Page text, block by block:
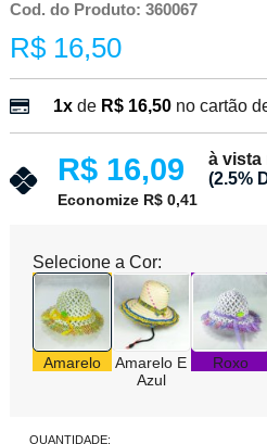
Cod. do Produto: 360067
R$ 16,50
1xde R$ 16,50 no cartão
R$ 16,09
à vista
(2.5%
Economize R$ 0,41
Selecione a Cor:
Amarelo
Amarelo E
Azul
Roxo
QUANTIDADE: